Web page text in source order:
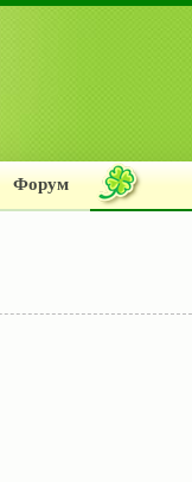
Форум